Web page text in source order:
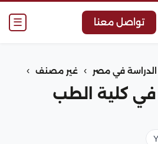
☰ تواصل معنا
في مصر › غير مصنف ›
كلية الطب